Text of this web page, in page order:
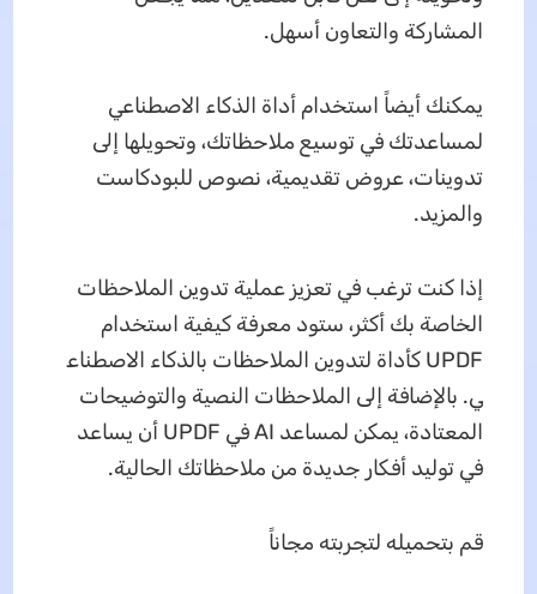
المشاركة والتعاون أسهل.
يمكنك أيضاً استخدام أداة الذكاء الاصطناعي
لمساعدتك في توسيع ملاحظاتك، وتحويلها إلى
تدوينات، عروض تقديمية، نصوص للبودكاست
والمزيد.
إذا كنت ترغب في تعزيز عملية تدوين الملاحظات
الخاصة بك أكثر، ستود معرفة كيفية استخدام
UPDF كأداة لتدوين الملاحظات بالذكاء الاصطناع
ي. بالإضافة إلى الملاحظات النصية والتوضيحات
المعتادة، يمكن لمساعد AI في UPDF أن يساعد
في توليد أفكار جديدة من ملاحظاتك الحالية.
قم بتحميله لتجربته مجاناً